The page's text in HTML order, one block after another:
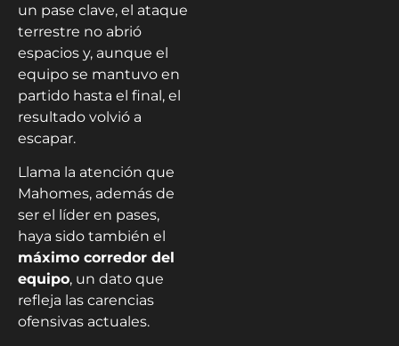
un pase clave, el ataque
terrestre no abrió
espacios y, aunque el
equipo se mantuvo en
partido hasta el final, el
resultado volvió a
escapar.
Llama la atención que
Mahomes, además de
ser el líder en pases,
haya sido también el
máximo corredor del
equipo, un dato que
refleja las carencias
ofensivas actuales.